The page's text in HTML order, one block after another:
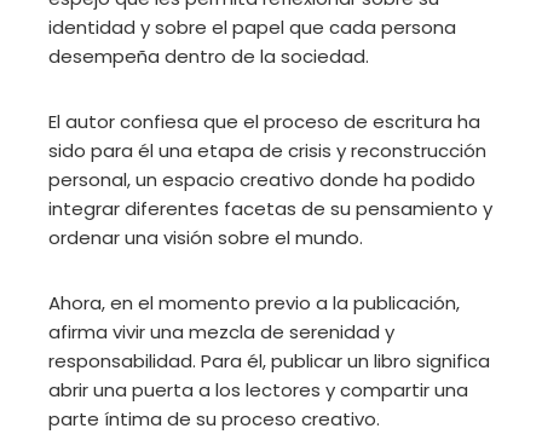
identidad y sobre el papel que cada persona
desempeña dentro de la sociedad.
El autor confiesa que el proceso de escritura ha
sido para él una etapa de crisis y reconstrucción
personal, un espacio creativo donde ha podido
integrar diferentes facetas de su pensamiento y
ordenar una visión sobre el mundo.
Ahora, en el momento previo a la publicación,
afirma vivir una mezcla de serenidad y
responsabilidad. Para él, publicar un libro significa
abrir una puerta a los lectores y compartir una
parte íntima de su proceso creativo.